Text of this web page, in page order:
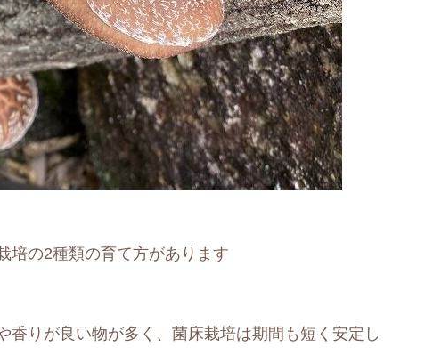
培の2種類の育て方があります
香りが良い物が多く、菌床栽培は期間も短く安定し